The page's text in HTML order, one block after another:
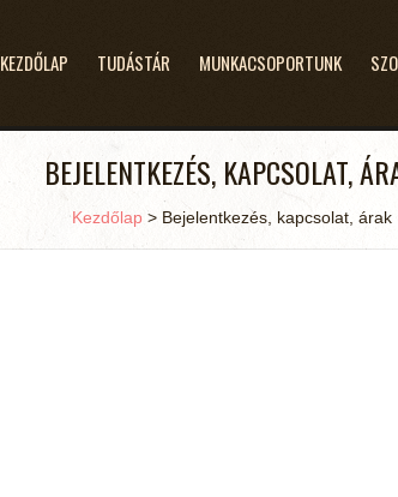
KEZDŐLAP TUDÁSTÁR MUNKACSOPORTUNK
BEJELENTKEZÉS, KAPCSOLAT,
Kezdőlap> Bejelentkezés, kapcsolat, árak